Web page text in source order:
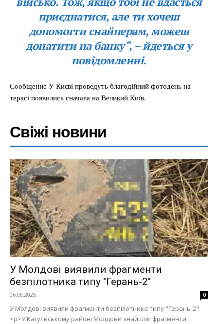
приєднатися, але ти хочеш
допомогти снайперам, можеш
донатити на банку“, – йдеться у
повідомленні.
Сообщение У Києві проведуть благодійний фотодень на
терасі появились сначала на Великий Київ.
Свіжі новини
У Молдові виявили фрагменти
безпілотника типу "Герань-2"
06.08.2026 0
У Молдові виявили фрагменти безпілотника типу "Герань-2"
<p>У Кагульському районі Молдови знайшли фрагменти